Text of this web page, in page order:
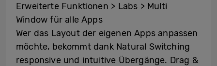
Erweiterte Funktionen > Labs > Multi
Window für alle Apps
Wer das Layout der eigenen Apps anpassen
möchte, bekommt dank Natural Switching
responsive und intuitive Übergänge. Drag &